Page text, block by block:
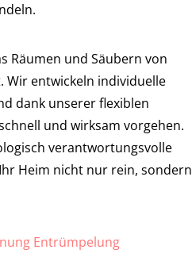
Räumen und Säubern von
Wir entwickeln individuelle
dank unserer flexiblen
und wirksam vorgehen.
verantwortungsvolle
Heim nicht nur rein, sondern
Entrümpelung